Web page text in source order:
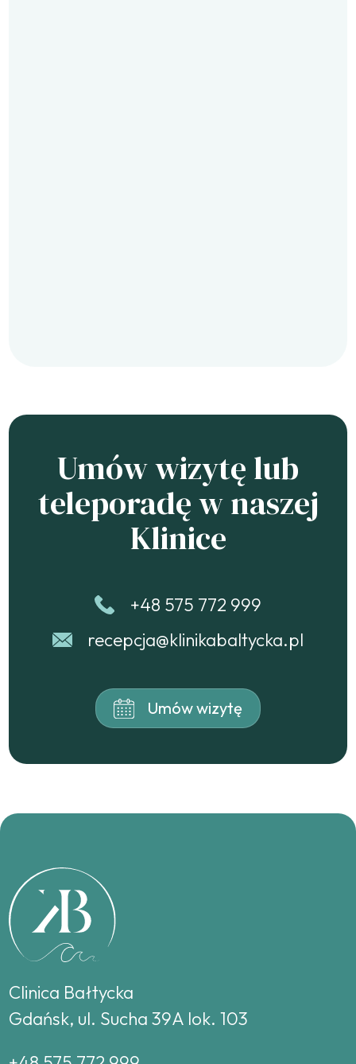
Umów wizytę lub
teleporadę w naszej
Klinice
+48 575 772 999
recepcja@klinikabaltycka.pl
Umów wizytę
Clinica Bałtycka
Gdańsk, ul. Sucha 39A lok. 103